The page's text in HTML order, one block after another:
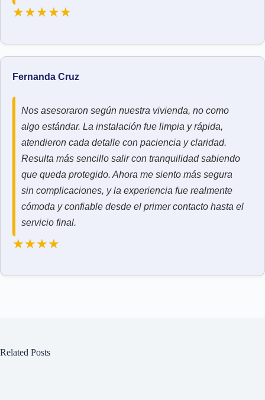
★★★★★
Fernanda Cruz
Nos asesoraron según nuestra vivienda, no como
algo estándar. La instalación fue limpia y rápida,
atendieron cada detalle con paciencia y claridad.
Resulta más sencillo salir con tranquilidad sabiendo
que queda protegido. Ahora me siento más segura
sin complicaciones, y la experiencia fue realmente
cómoda y confiable desde el primer contacto hasta el
servicio final.
★★★★
Related Posts